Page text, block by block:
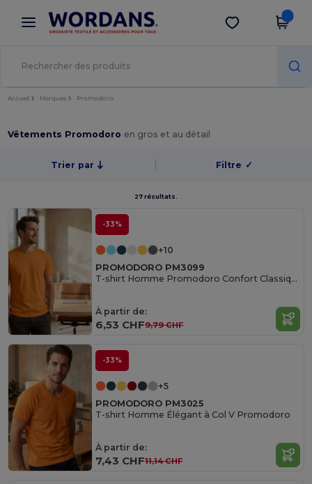
× Appli Wordans
Meilleurs prix sur l’app !
Obtenir l'appli
Accueil Marques Promodoro
Vêtements Promodoro en gros et au détail
Trier par Filtre ✓
27 résultats.
-33%
+10
PROMODORO PM3099
T-shirt Homme Promodoro Confort Classique
À partir de:
6,53 CHF9,79 CHF
-33%
+5
PROMODORO PM3025
T-shirt Homme Élégant à Col V Promodoro
À partir de:
7,43 CHF11,14 CHF